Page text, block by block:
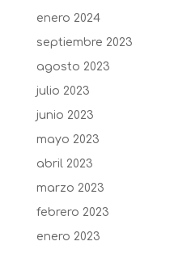
enero 2024
septiembre 2023
agosto 2023
julio 2023
junio 2023
mayo 2023
abril 2023
marzo 2023
febrero 2023
enero 2023